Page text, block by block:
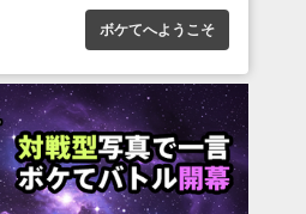
ボケてへようこそ